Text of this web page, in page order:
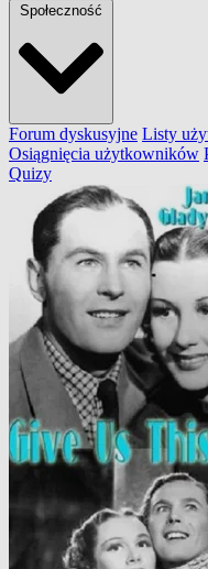
Społeczność
Forum dyskusyjne Listy
Osiągnięcia użytkowników
Quizy